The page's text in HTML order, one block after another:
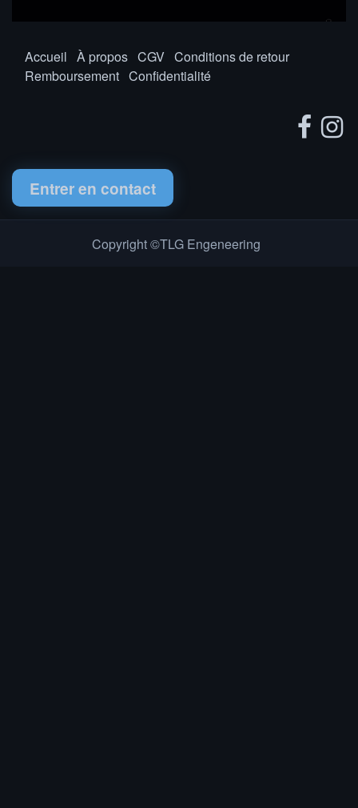
Accueil À propos CGV Conditions de retour
Remboursement Confidentialité
Entrer en contact
Copyright ©TLG Engeneering